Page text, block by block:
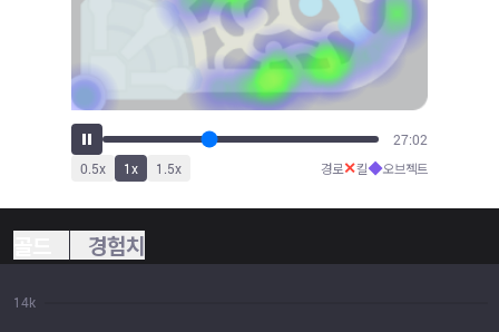
28:48
0.5x 1x 1.5x 경로✕킬◆오브젝트
경험치
14k